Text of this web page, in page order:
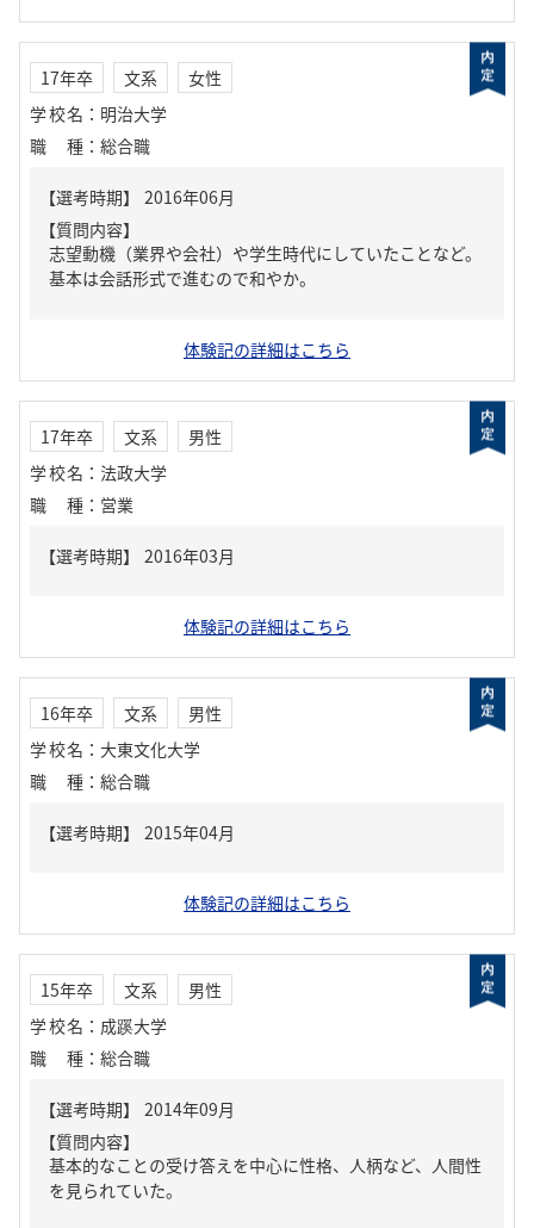
17年卒 文系
女性
学校名 ： 明治大学
職種 ： 総合職
【質問内容】
志望動機（業界や会社）や学生時代にしていたことなど。
基本は会話形式で進むので和やか。
体験記の詳細はこちら
17年卒 文系
男性
学校名 ： 法政大学
職種 ： 営業
体験記の詳細はこちら
16年卒 文系
男性
学校名 ： 大東文化大学
職種 ： 総合職
体験記の詳細はこちら
15年卒 文系
男性
学校名 ： 成蹊大学
職種 ： 総合職
【質問内容】
基本的なことの受け答えを中心に性格、人柄など、人間性
を見られていた。